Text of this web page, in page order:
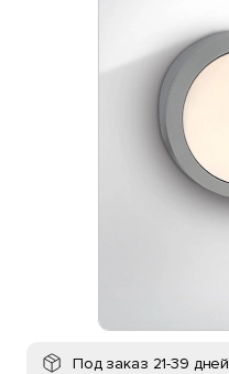
Под заказ 21-39 дней